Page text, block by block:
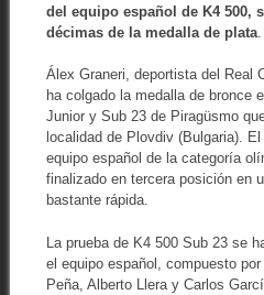
del equipo español de K4 500,
décimas de la medalla de plata.
Álex Graneri, deportista del Real
ha colgado la medalla de bronce
Junior y Sub 23 de Piragüsmo
localidad de Plovdiv (Bulgaria).
equipo español de la categoría
finalizado en tercera posición en
bastante rápida.
La prueba de K4 500 Sub 23 se
el equipo español, compuesto
Peña, Alberto Llera y Carlos